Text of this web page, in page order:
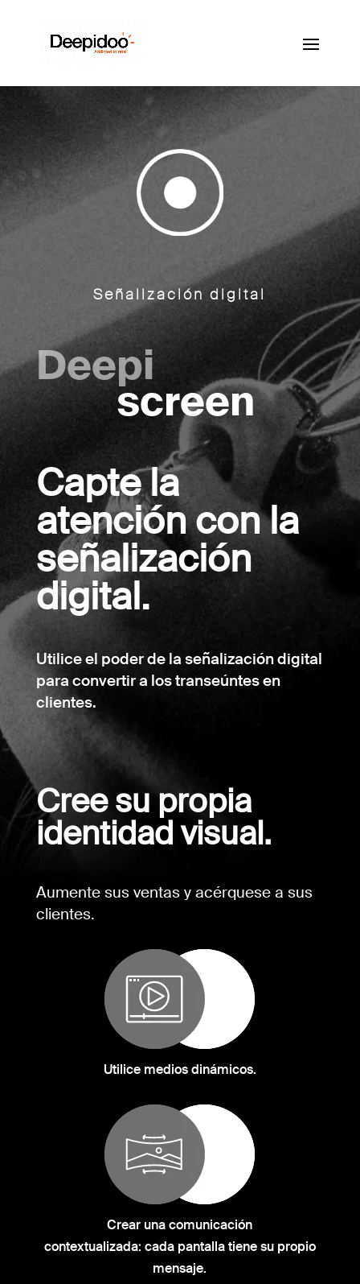
Capte la
atención con la
señalización
digital.
Utilice el poder de la señalización digital
para convertir a los transeúntes en
clientes.
Señalización digital
Deepi
screen
Cree su propia
identidad visual.
Aumente sus ventas y acérquese a sus
clientes.
Utilice medios dinámicos.
Crear una comunicación
contextualizada: cada pantalla tiene su propio
mensaje.